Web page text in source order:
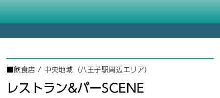
プ
■飲食店 / 中央地域（八王子駅周辺エリア）
レストラン&バーSCENE